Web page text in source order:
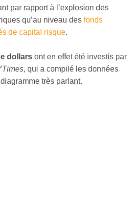
par rapport à l’explosion des
qu’au niveau des fonds
de capital risque.
dollars ont en effet été investis par
, qui a compilé les données
très parlant.